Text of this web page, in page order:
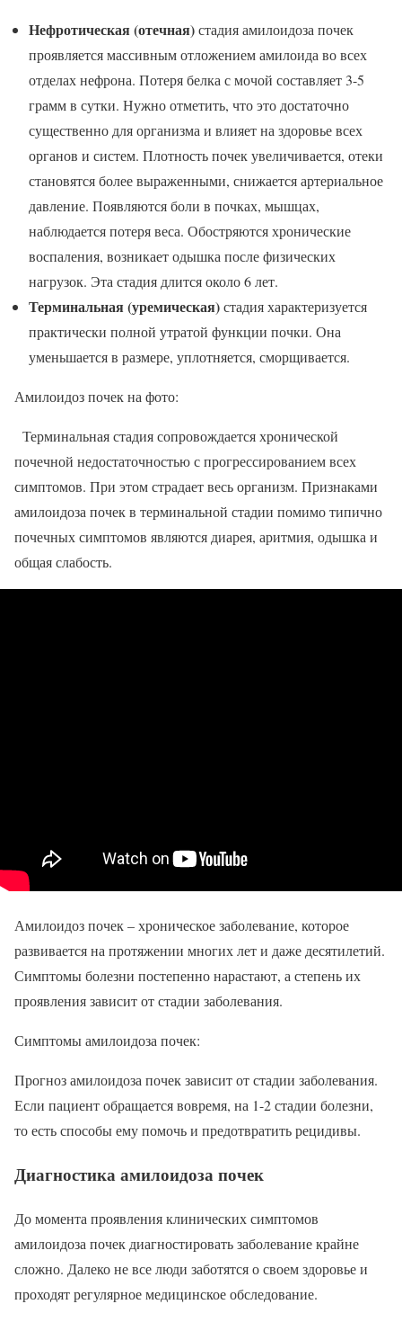
Нефротическая (отечная)стадия амилоидоза почек
проявляется массивным отложением амилоида во всех
отделах нефрона. Потеря белка с мочой составляет 3-5
грамм в сутки. Нужно отметить, что это достаточно
существенно для организма и влияет на здоровье всех
органов и систем. Плотность почек увеличивается, отеки
становятся более выраженными, снижается артериальное
давление. Появляются боли в почках, мышцах,
наблюдается потеря веса. Обостряются хронические
воспаления, возникает одышка после физических
нагрузок. Эта стадия длится около 6 лет.
Терминальная (уремическая)стадия характеризуется
практически полной утратой функции почки. Она
уменьшается в размере, уплотняется, сморщивается.
Амилоидоз почек на фото:
Терминальная стадия сопровождается хронической
почечной недостаточностью с прогрессированием всех
симптомов. При этом страдает весь организм. Признаками
амилоидоза почек в терминальной стадии помимо типично
почечных симптомов являются диарея, аритмия, одышка и
общая слабость.
Амилоидоз почек – хроническое заболевание, которое
развивается на протяжении многих лет и даже десятилетий.
Симптомы болезни постепенно нарастают, а степень их
проявления зависит от стадии заболевания.
Симптомы амилоидоза почек:
Прогноз амилоидоза почек зависит от стадии заболевания.
Если пациент обращается вовремя, на 1-2 стадии болезни,
то есть способы ему помочь и предотвратить рецидивы.
Диагностика амилоидоза почек
До момента проявления клинических симптомов
амилоидоза почек диагностировать заболевание крайне
сложно. Далеко не все люди заботятся о своем здоровье и
проходят регулярное медицинское обследование.